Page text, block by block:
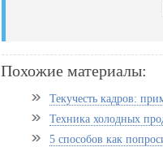
Похожие материалы:
Текучесть кадров:
Техника холодных
5 способов как